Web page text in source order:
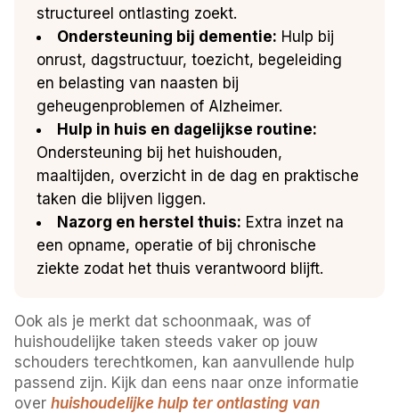
structureel ontlasting zoekt.
Ondersteuning bij dementie: Hulp bij
onrust, dagstructuur, toezicht, begeleiding
en belasting van naasten bij
geheugenproblemen of Alzheimer.
Hulp in huis en dagelijkse routine:
Ondersteuning bij het huishouden,
maaltijden, overzicht in de dag en praktische
taken die blijven liggen.
Nazorg en herstel thuis: Extra inzet na
een opname, operatie of bij chronische
ziekte zodat het thuis verantwoord blijft.
Ook als je merkt dat schoonmaak, was of
huishoudelijke taken steeds vaker op jouw
schouders terechtkomen, kan aanvullende hulp
passend zijn. Kijk dan eens naar onze informatie
overhuishoudelijke hulp ter ontlasting van